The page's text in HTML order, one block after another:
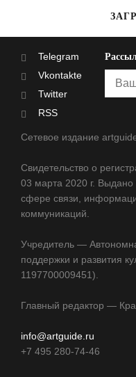
Telegram
Vkontakte
Twitter
RSS
Сетевое издание
Свидетельство о
03 марта 2020 г.
сфере связи,
коммуникаций.
Учредитель —
поддержки и развития
1197700009451).
Главный редактор —
info@artguide.ru
+7 495 280-74-46